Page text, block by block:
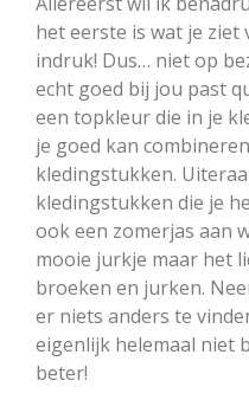
het eerste is wat je ziet
indruk! Dus… niet op
echt goed bij jou past
een topkleur die in je
je goed kan
kledingstukken.
kledingstukken die je
ook een zomerjas aan
mooie jurkje maar het
broeken en jurken.
er niets anders te
eigenlijk helemaal niet
beter!